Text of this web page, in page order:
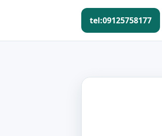
tel:09125758177